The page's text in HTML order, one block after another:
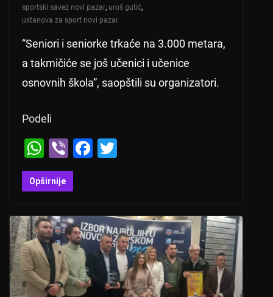
sportski savez novi pazar, uroš gutić,
ustanova za sport novi pazar
“Seniori i seniorke trkaće na 3.000 metara,
a takmičiće se još učenici i učenice
osnovnih škola”, saopštili su organizatori.
Podeli
W
h
at
A
p
p
Vi
b
er
F
b
o
k
Opširnije